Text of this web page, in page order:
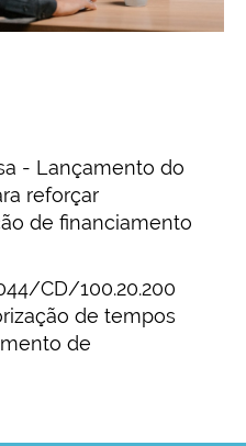
- Lançamento do
reforçar
de financiamento
CD/100.20.200
de tempos
de